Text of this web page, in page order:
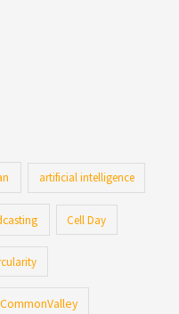
artificial intelligence
Cell Day
CommonValley